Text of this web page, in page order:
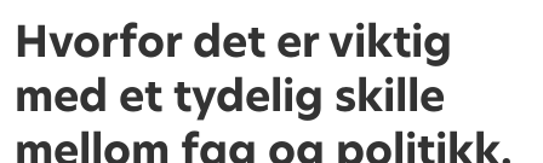
Hvorfor det er viktig
med et tydelig skille
mellom fag og politikk.